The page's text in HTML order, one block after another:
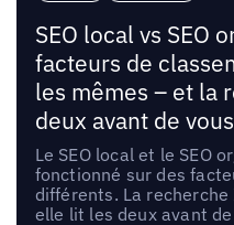
SEO local vs SEO
facteurs de
les mêmes – et la
deux avant de
Le SEO local et le SEO
fonctionné sur des
différents. La
elle lit les deux avant